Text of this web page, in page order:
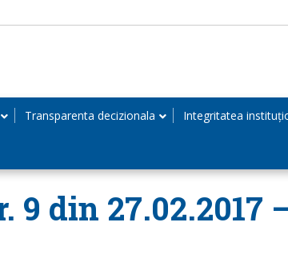
Transparenta decizionala Integritatea
din 27.02.2017